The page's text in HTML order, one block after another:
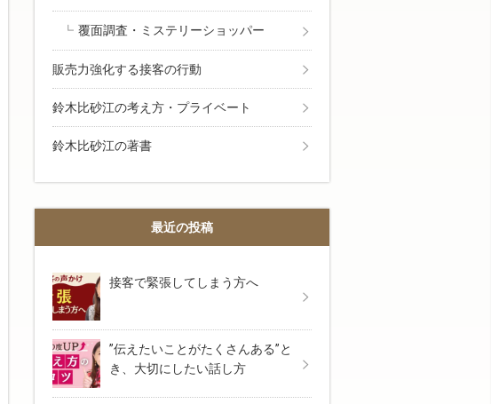
高い商品でも面白いほどよく売れる今日から使える具体的な
覆面調査・ミステリーショッパー
販売力強化する接客の行動
鈴木比砂江の考え方・プライベート
鈴木比砂江の著書
最近の投稿
接客で緊張してしまう方へ
”伝えたいことがたくさんある”と
き、大切にしたい話し方